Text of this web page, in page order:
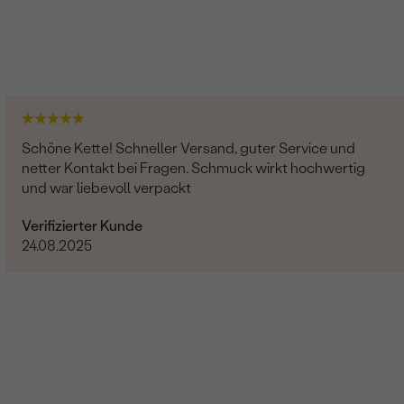
Schöne Kette! Schneller Versand, guter Service und
netter Kontakt bei Fragen. Schmuck wirkt hochwertig
und war liebevoll verpackt
Verifizierter Kunde
24.08.2025